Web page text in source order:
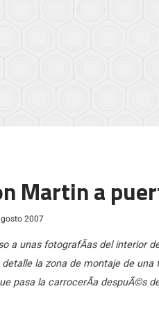
Martin a
2007
a unas fotografÃ­as del interior
la zona de montaje de una
pasa la carrocerÃ­a despuÃ©s